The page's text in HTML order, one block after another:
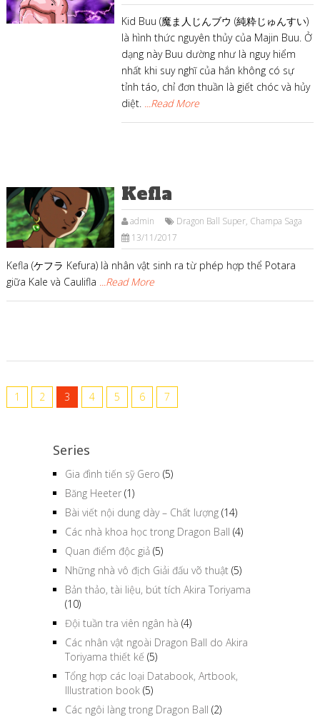
Kid Buu (魔ま人じんブウ (純粋じゅんすい)
là hình thức nguyên thủy của Majin Buu. Ở
dạng này Buu dường như là nguy hiểm
nhất khi suy nghĩ của hắn không có sự
tỉnh táo, chỉ đơn thuần là giết chóc và hủy
diệt. ...Read More
Kefla
admin Dragon Ball Super, Champa Saga
13/11/2017
Kefla (ケフラ Kefura) là nhân vật sinh ra từ phép hợp thể Potara
giữa Kale và Caulifla ...Read More
1 2 3 4 5 6 7
Series
Gia đình tiến sỹ Gero (5)
Băng Heeter (1)
Bài viết nội dung dày – Chất lượng (14)
Các nhà khoa học trong Dragon Ball (4)
Quan điểm độc giả (5)
Những nhà vô địch Giải đấu võ thuật (5)
Bản thảo, tài liệu, bút tích Akira Toriyama
(10)
Đội tuần tra viên ngân hà (4)
Các nhân vật ngoài Dragon Ball do Akira
Toriyama thiết kế (5)
Tổng hợp các loại Databook, Artbook,
Illustration book (5)
Các ngôi làng trong Dragon Ball (2)